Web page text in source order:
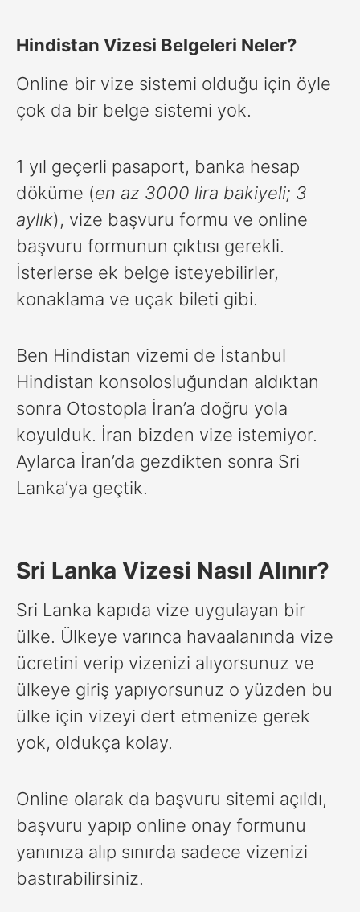
Hindistan Vizesi Belgeleri Neler?
Online bir vize sistemi olduğu için öyle
çok da bir belge sistemi yok.
1 yıl geçerli pasaport, banka hesap
döküme (en az 3000 lira bakiyeli; 3
aylık), vize başvuru formu ve online
başvuru formunun çıktısı gerekli.
İsterlerse ek belge isteyebilirler,
konaklama ve uçak bileti gibi.
Ben Hindistan vizemi de İstanbul
Hindistan konsolosluğundan aldıktan
sonra Otostopla İran’a doğru yola
koyulduk. İran bizden vize istemiyor.
Aylarca İran’da gezdikten sonra Sri
Lanka’ya geçtik.
Sri Lanka Vizesi Nasıl Alınır?
Sri Lanka kapıda vize uygulayan bir
ülke. Ülkeye varınca havaalanında vize
ücretini verip vizenizi alıyorsunuz ve
ülkeye giriş yapıyorsunuz o yüzden bu
ülke için vizeyi dert etmenize gerek
yok, oldukça kolay.
Online olarak da başvuru sitemi açıldı,
başvuru yapıp online onay formunu
yanınıza alıp sınırda sadece vizenizi
bastırabilirsiniz.